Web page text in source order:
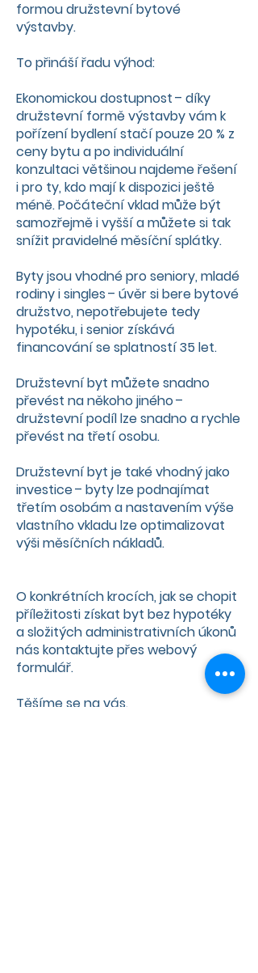
formou družstevní bytové
výstavby.
To přináší řadu výhod:
Ekonomickou dostupnost – díky
družstevní formě výstavby vám k
pořízení bydlení stačí pouze 20 % z
ceny bytu a po individuální
konzultaci většinou najdeme řešení
i pro ty, kdo mají k dispozici ještě
méně. Počáteční vklad může být
samozřejmě i vyšší a můžete si tak
snížit pravidelné měsíční splátky.
Byty jsou vhodné pro seniory, mladé
rodiny i singles – úvěr si bere bytové
družstvo, nepotřebujete tedy
hypotéku, i senior získává
financování se splatností 35 let.
Družstevní byt můžete snadno
převést na někoho jiného –
družstevní podíl lze snadno a rychle
převést na třetí osobu.
Družstevní byt je také vhodný jako
investice – byty lze podnajímat
třetím osobám a nastavením výše
vlastního vkladu lze optimalizovat
výši měsíčních nákladů.
O konkrétních krocích, jak se chopit
příležitosti získat byt bez hypotéky
a složitých administrativních úkonů
nás kontaktujte přes webový
formulář.
Těšíme se na vás.